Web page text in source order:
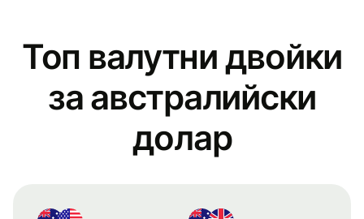
Топ валутни двойки
за австралийски
долар